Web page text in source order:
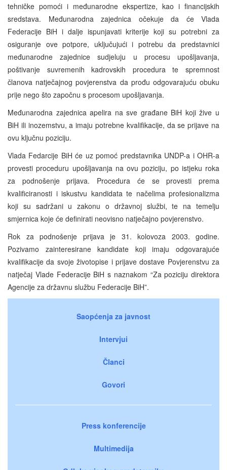
tehničke pomoći i međunarodne ekspertize, kao i financijskih
sredstava. Međunarodna zajednica očekuje da će Vlada
Federacije BiH i dalje ispunjavati kriterije koji su potrebni za
osiguranje ove potpore, uključujući i potrebu da predstavnici
međunarodne zajednice sudjeluju u procesu upošljavanja,
poštivanje suvremenih kadrovskih procedura te spremnost
članova natječajnog povjerenstva da prođu odgovarajuću obuku
prije nego što započnu s procesom upošljavanja.
Međunarodna zajednica apelira na sve građane BiH koji žive u
BiH ili inozemstvu, a imaju potrebne kvalifikacije, da se prijave na
ovu ključnu poziciju.
Vlada Fedarcije BiH će uz pomoć predstavnika UNDP-a i OHR-a
provesti proceduru upošljavanja na ovu poziciju, po istjeku roka
za podnošenje prijava. Procedura će se provesti prema
kvalificiranosti i iskustvu kandidata te načelima profesionalizma
koji su sadržani u zakonu o državnoj službi, te na temelju
smjernica koje će definirati neovisno natječajno povjerenstvo.
Rok za podnošenje prijava je 31. kolovoza 2003. godine.
Pozivamo zainteresirane kandidate koji imaju odgovarajuće
kvalifikacije da svoje životopise i prijave dostave Povjerenstvu za
natječaj Vlade Federacije BiH s naznakom “Za poziciju direktora
Agencije za državnu službu Federacije BiH”.
Saopćenja za javnost
Intervjui
Članci
Govori
Press konferencije
Multimedija